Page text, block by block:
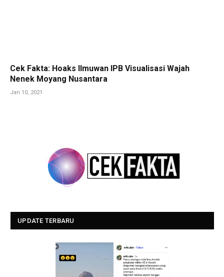
Cek Fakta: Hoaks Ilmuwan IPB Visualisasi Wajah
Nenek Moyang Nusantara
Jan 10, 2021
UPDATE TERBARU